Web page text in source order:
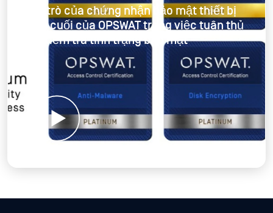
Vai trò của chứng nhận bảo mật thiết bị
đầu cuối của OPSWAT trong việc tuân thủ
và kiểm tra tình trạng bảo mật